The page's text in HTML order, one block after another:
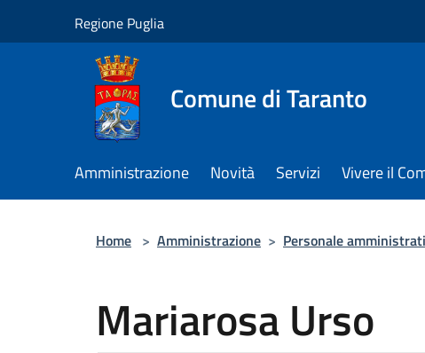
Regione Puglia
Comune di Taranto
Amministrazione Novità Servizi Vivere il
Home > Amministrazione > Personale
Mariarosa Urso